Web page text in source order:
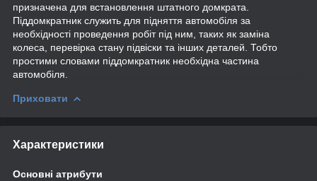
призначена для встановлення штатного домкрата.
Піддомкратник служить для підняття автомобіля за
необхідності проведення робіт під ним, таких як заміна
колеса, перевірка стану підвіски та інших деталей. Тобто
простими словами піддомкратник необхідна частина
автомобіля.
Приховати
Характеристики
Основні атрибути